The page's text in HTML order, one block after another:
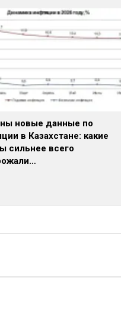
новые данные по
в Казахстане: какие
сильнее всего